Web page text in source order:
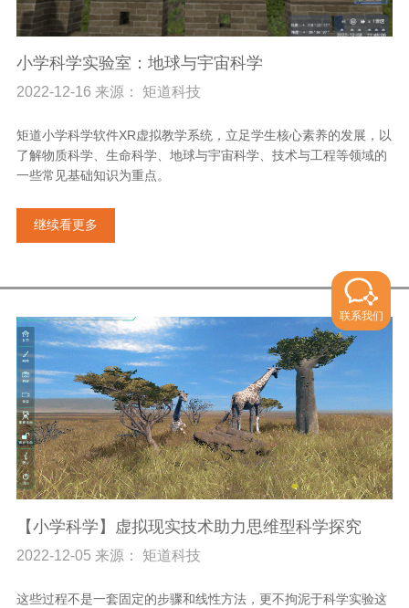
小学科学实验室：地球与宇宙科学
2022-12-16 来源： 矩道科技
矩道小学科学软件XR虚拟教学系统，立足学生核心素养的发展，以
了解物质科学、生命科学、地球与宇宙科学、技术与工程等领域的
一些常见基础知识为重点。
继续看更多
【小学科学】虚拟现实技术助力思维型科学探究
2022-12-05 来源： 矩道科技
这些过程不是一套固定的步骤和线性方法，更不拘泥于科学实验这
联系我们